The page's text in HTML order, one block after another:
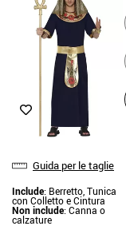
Guida per le taglie
Include: Berretto, Tunica
con Colletto e Cintura
Non include: Canna o
calzature